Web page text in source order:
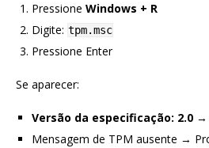
Pressione Windows + R
Digite: tpm.msc
Pressione Enter
Se aparecer:
Versão da especificação: 2.0 →
Mensagem de TPM ausente →